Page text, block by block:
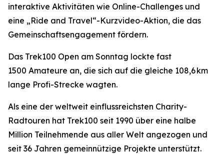
interaktive Aktivitäten wie Online-Challenges und
eine „Ride and Travel“-Kurzvideo-Aktion, die das
Gemeinschaftsengagement fördern.
Das Trek100 Open am Sonntag lockte fast
1500 Amateure an, die sich auf die gleiche 108,6 km
lange Profi-Strecke wagten.
Als eine der weltweit einflussreichsten Charity-
Radtouren hat Trek100 seit 1990 über eine halbe
Million Teilnehmende aus aller Welt angezogen und
seit 36 Jahren gemeinnützige Projekte unterstützt.